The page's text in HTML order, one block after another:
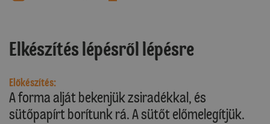
Elkészítés lépésről lépésre
Előkészítés:
A forma alját bekenjük zsiradékkal, és
sütőpapírt borítunk rá. A sütőt előmelegítjük.